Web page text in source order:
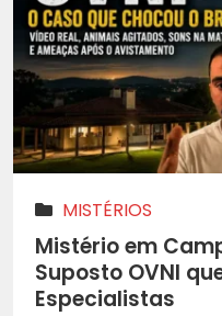
MISTÉRIOS
Mistério em
Suposto OVNI
Especialistas